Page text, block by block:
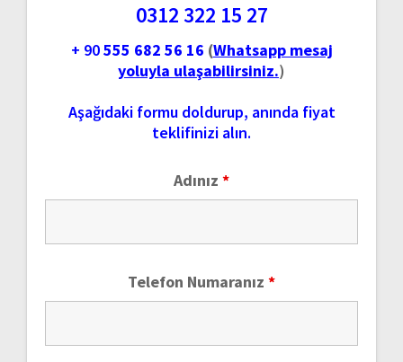
0312 322 15 27
+ 90555 682 56 16 (Whatsapp mesaj
yoluyla ulaşabilirsiniz.)
Aşağıdaki formu doldurup, anında fiyat
teklifinizi alın.
Adınız *
Telefon Numaranız *